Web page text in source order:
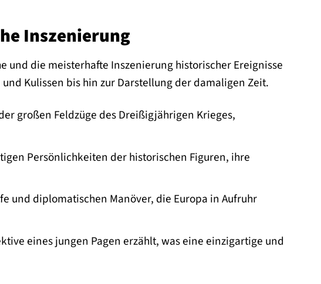
Inszenierung
und die meisterhafte Inszenierung historischer Ereignisse
Kulissen bis hin zur Darstellung der damaligen Zeit.
großen Feldzüge des Dreißigjährigen Krieges,
Persönlichkeiten der historischen Figuren, ihre
und diplomatischen Manöver, die Europa in Aufruhr
eines jungen Pagen erzählt, was eine einzigartige und